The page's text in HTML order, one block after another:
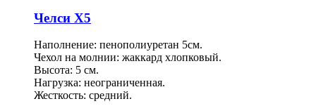
Челси Х5
Наполнение: пенополиуретан 5см.
Чехол на молнии: жаккард хлопковый.
Высота: 5 см.
Нагрузка: неограниченная.
Жесткость: средний.